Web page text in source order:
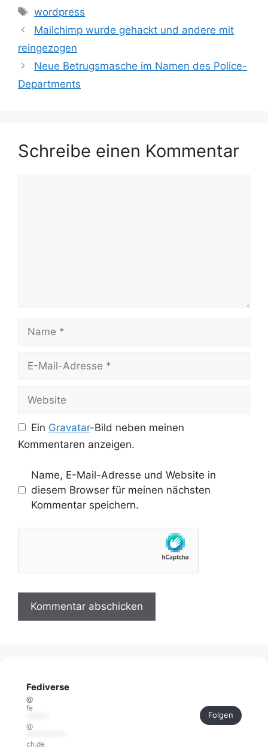
Schlagwörter
wordpress
Mailchimp wurde gehackt und andere mit
reingezogen
Neue Betrugsmasche im Namen des Police-
Departments
Schreibe einen Kommentar
Name
Website
Ein Gravatar-Bild neben meinen
Kommentaren anzeigen.
Name, E-Mail-Adresse und Website in
diesem Browser für meinen nächsten
Kommentar speichern.
Fediverse
@
fe
@
ch.de
Folgen